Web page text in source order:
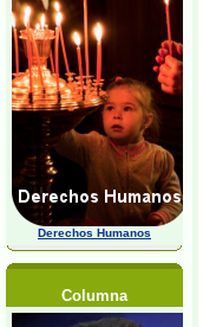
Derechos Humanos
Columna